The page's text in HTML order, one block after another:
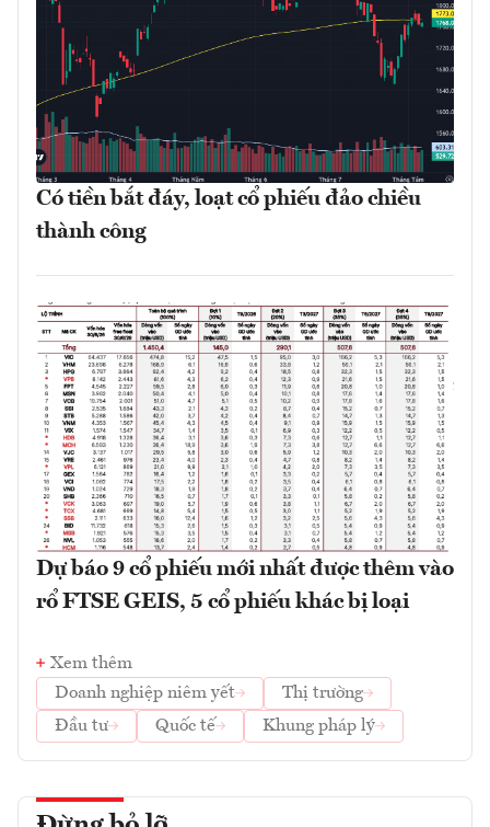
Có tiền bắt đáy, loạt cổ phiếu đảo chiều
thành công
Dự báo 9 cổ phiếu mới nhất được thêm vào
rổ FTSE GEIS, 5 cổ phiếu khác bị loại
Xem thêm
Doanh nghiệp niêm yết
Thị trường
Đầu tư
Quốc tế Khung pháp lý